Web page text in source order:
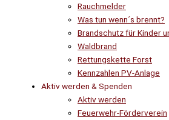
Rauchmelder
Was tun wenn´s brennt?
Brandschutz für Kinder
Waldbrand
Rettungskette Forst
Kennzahlen PV-Anlage
Aktiv werden & Spenden
Aktiv werden
Feuerwehr-Förderverein